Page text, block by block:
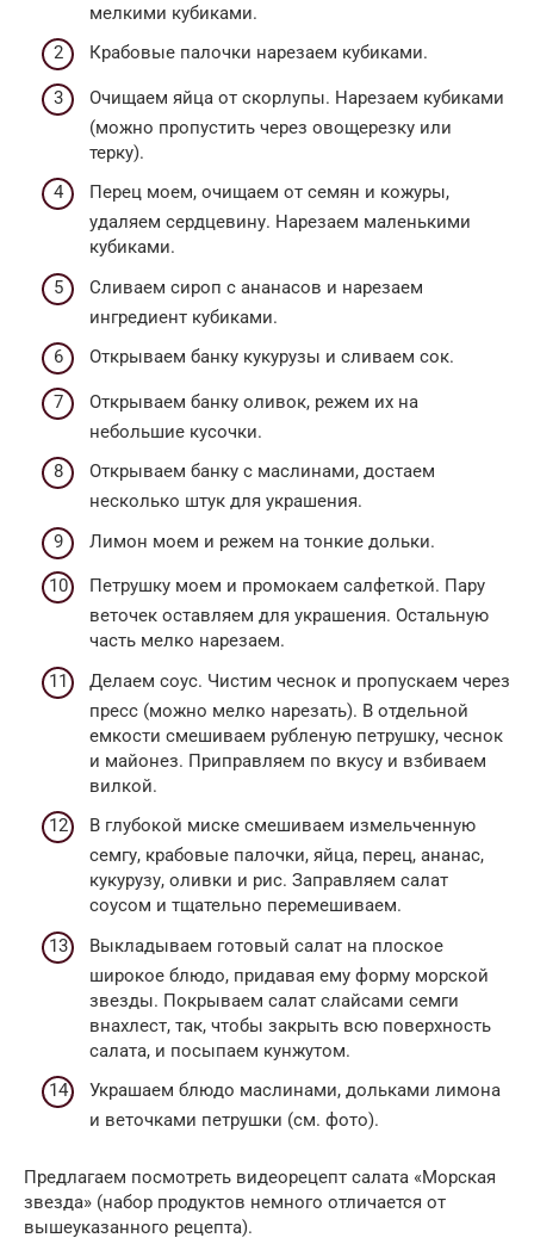
мелкими кубиками.
Крабовые палочки нарезаем кубиками.
Очищаем яйца от скорлупы. Нарезаем кубиками
(можно пропустить через овощерезку или
терку).
Перец моем, очищаем от семян и кожуры,
удаляем сердцевину. Нарезаем маленькими
кубиками.
Сливаем сироп с ананасов и нарезаем
ингредиент кубиками.
Открываем банку кукурузы и сливаем сок.
Открываем банку оливок, режем их на
небольшие кусочки.
Открываем банку с маслинами, достаем
несколько штук для украшения.
Лимон моем и режем на тонкие дольки.
Петрушку моем и промокаем салфеткой. Пару
веточек оставляем для украшения. Остальную
часть мелко нарезаем.
Делаем соус. Чистим чеснок и пропускаем через
пресс (можно мелко нарезать). В отдельной
емкости смешиваем рубленую петрушку, чеснок
и майонез. Приправляем по вкусу и взбиваем
вилкой.
В глубокой миске смешиваем измельченную
семгу, крабовые палочки, яйца, перец, ананас,
кукурузу, оливки и рис. Заправляем салат
соусом и тщательно перемешиваем.
Выкладываем готовый салат на плоское
широкое блюдо, придавая ему форму морской
звезды. Покрываем салат слайсами семги
внахлест, так, чтобы закрыть всю поверхность
салата, и посыпаем кунжутом.
Украшаем блюдо маслинами, дольками лимона
и веточками петрушки (см. фото).
Предлагаем посмотреть видеорецепт салата «Морская
звезда» (набор продуктов немного отличается от
вышеуказанного рецепта).